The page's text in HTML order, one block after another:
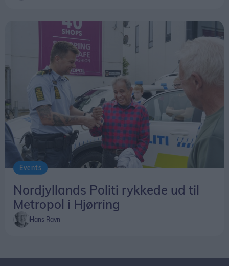
Events
Nordjyllands Politi rykkede ud til
Metropol i Hjørring
Hans Ravn